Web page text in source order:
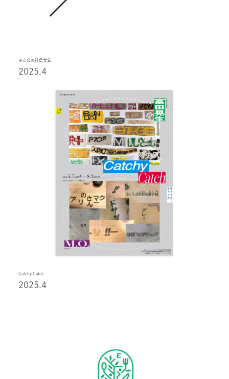
みんなの社員食堂
2025.4
Catchy Catch
2025.4